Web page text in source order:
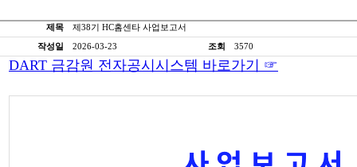
제목
제38기 HC홈센타 사업보고서
작성일
2026-03-23 조회 3570
DART 금감원 전자공시시스템 바로가기 ☞